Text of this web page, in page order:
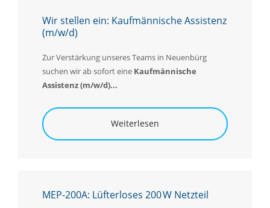
Wir stellen ein: Kaufmännische Assistenz
(m/w/d)
Zur Verstärkung unseres Teams in Neuenbürg
suchen wir ab sofort eine Kaufmännische
Assistenz (m/w/d)...
Weiterlesen
MEP-200A: Lüfterloses 200 W Netzteil